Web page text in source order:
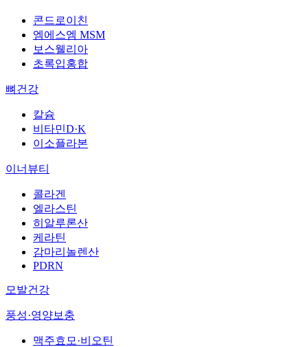
콘드로이친
엠에스엠 MSM
보스웰리아
초록입홍합
뼈건강
칼슘
비타민D·K
이소플라본
이너뷰티
콜라겐
엘라스틴
히알루론산
케라틴
감마리놀렌산
PDRN
모발건강
풍성·영양보충
맥주효모·비오틴